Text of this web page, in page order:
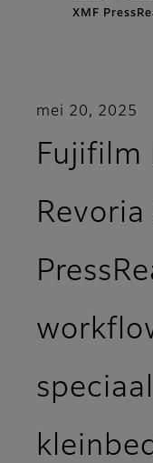
XMF
mei 20, 2025
Fujifilm
Revoria